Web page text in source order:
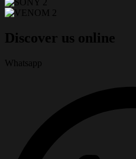
Discover us online
Whatsapp